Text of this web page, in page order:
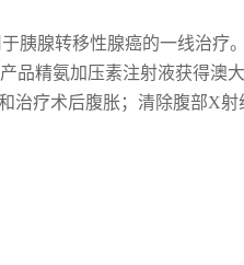
胰腺转移性腺癌的一线治疗。
品精氨加压素注射液获得澳
治疗术后腹胀；清除腹部X